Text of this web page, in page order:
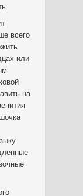
всего
или
на